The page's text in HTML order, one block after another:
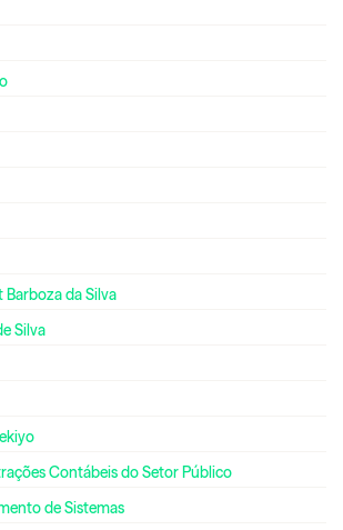
da Silva
Silva
Contábeis do Setor Público
de Sistemas